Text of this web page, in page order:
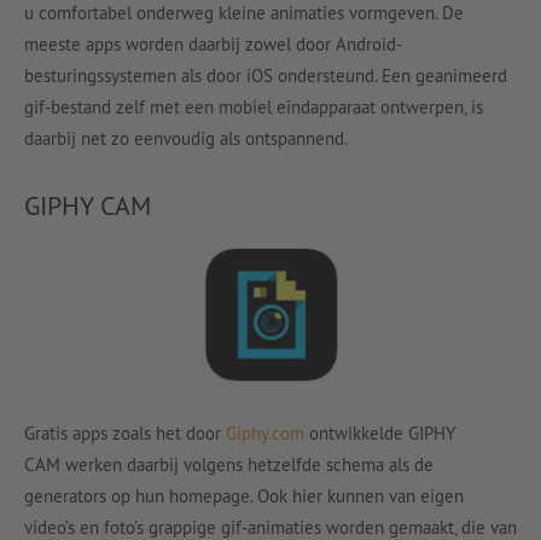
u comfortabel onderweg kleine animaties vormgeven. De
meeste apps worden daarbij zowel door Android-
besturingssystemen als door iOS ondersteund. Een geanimeerd
gif-bestand zelf met een mobiel eindapparaat ontwerpen, is
daarbij net zo eenvoudig als ontspannend.
GIPHY CAM
Gratis apps zoals het door Giphy.com ontwikkelde GIPHY
CAM werken daarbij volgens hetzelfde schema als de
generators op hun homepage. Ook hier kunnen van eigen
video’s en foto’s grappige gif-animaties worden gemaakt, die van